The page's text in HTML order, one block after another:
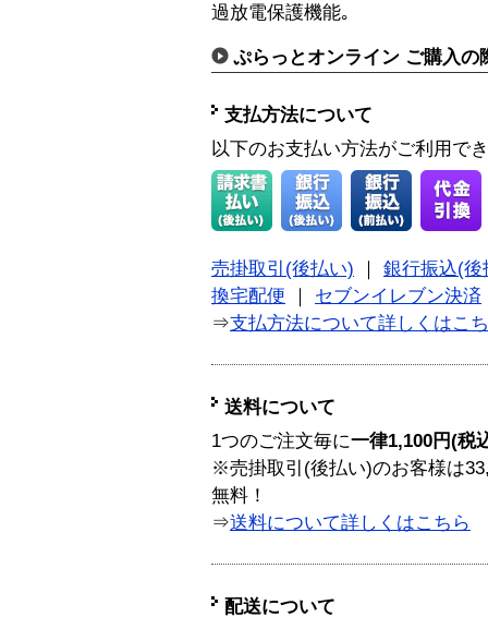
過放電保護機能｡
ぷらっとオンライン ご購入の
支払方法について
以下のお支払い方法がご利用で
売掛取引(後払い)
銀行振込(後
換宅配便
セブンイレブン決済
⇒支払方法について詳しくはこ
送料について
1つのご注文毎に一律1,100円(税
※売掛取引(後払い)のお客様は
無料！
⇒送料について詳しくはこちら
配送について